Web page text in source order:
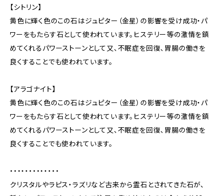
【シトリン】
黄色に輝く色のこの石はジュピター（金星）の影響を受け成功・パ
ワーをもたらす石として使われています。ヒステリー等の激情を鎮
めてくれるパワーストーンとして又、不眠症を回復、胃腸の働きを
良くすることでも使われています。
【アラゴナイト】
黄色に輝く色のこの石はジュピター（金星）の影響を受け成功・パ
ワーをもたらす石として使われています。ヒステリー等の激情を鎮
めてくれるパワーストーンとして又、不眠症を回復、胃腸の働きを
良くすることでも使われています。
・・・・・・・・・・・・・
クリスタルやラピス・ラズリなど古来から霊石とされてきた石が、